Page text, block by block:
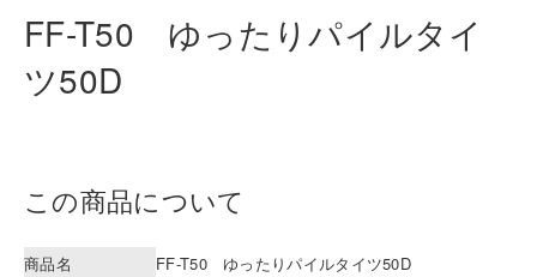
FF-T50 ゆったりパイルタイ
ツ50D
この商品について
商品名
FF-T50 ゆったりパイルタイツ50D